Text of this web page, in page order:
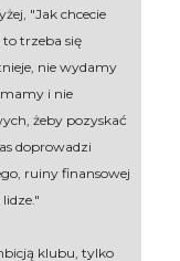
"Jak chcecie
trzeba się
nie wydamy
i nie
żeby pozyskać
doprowadzi
ruiny finansowej
klubu, tylko